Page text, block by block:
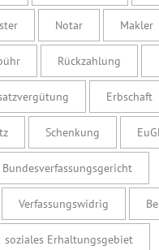
Notar Makler
Rückzahlung
Erbschaft
Schenkung
Bundesverfassungsgericht
Verfassungswidrig
soziales Erhaltungsgebiet